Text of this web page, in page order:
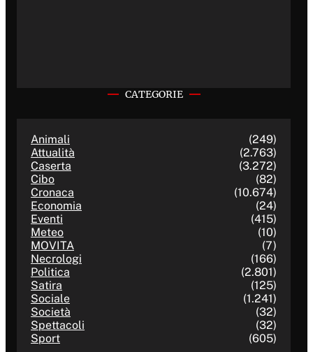
CATEGORIE
Animali
(249)
Attualità
(2.763)
Caserta
(3.272)
Cibo
(82)
Cronaca
(10.674)
Economia
(24)
Eventi
(415)
Meteo
(10)
MOVITA
(7)
Necrologi
(166)
Politica
(2.801)
Satira
(125)
Sociale
(1.241)
Società
(32)
Spettacoli
(32)
Sport
(605)